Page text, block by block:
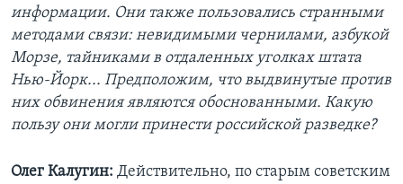
информации. Они также пользовались странными
методами связи: невидимыми чернилами, азбукой
Морзе, тайниками в отдаленных уголках штата
Нью-Йорк... Предположим, что выдвинутые против
них обвинения являются обоснованными. Какую
пользу они могли принести российской разведке?
Олег Калугин: Действительно, по старым советским